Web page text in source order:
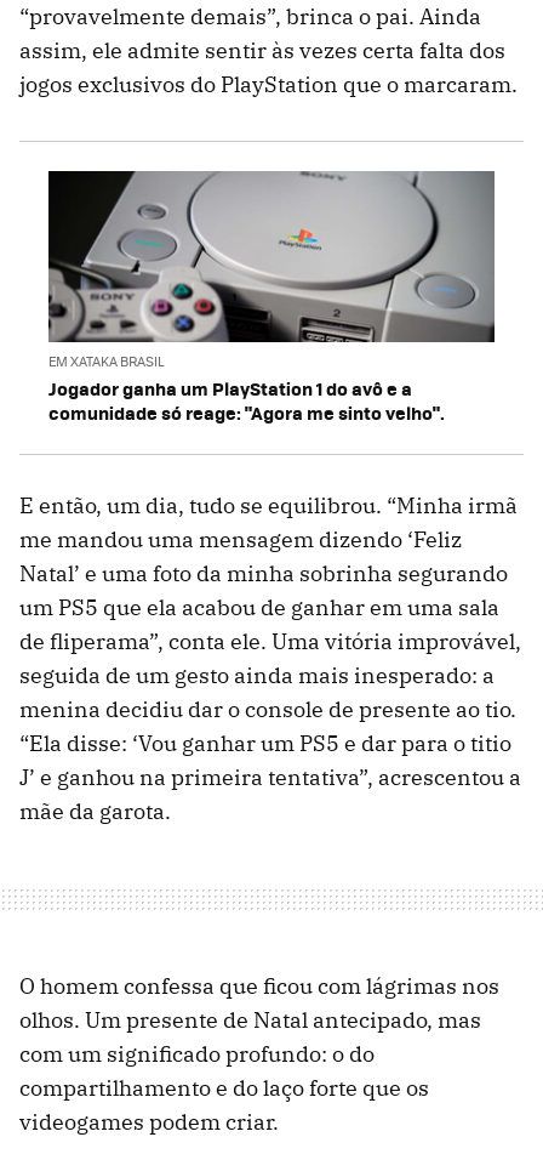
“provavelmente demais”, brinca o pai. Ainda
assim, ele admite sentir às vezes certa falta dos
jogos exclusivos do PlayStation que o marcaram.
EM XATAKA BRASIL
Jogador ganha um PlayStation 1 do avô e a
comunidade só reage: "Agora me sinto velho".
E então, um dia, tudo se equilibrou. “Minha irmã
me mandou uma mensagem dizendo ‘Feliz
Natal’ e uma foto da minha sobrinha segurando
um PS5 que ela acabou de ganhar em uma sala
de fliperama”, conta ele. Uma vitória improvável,
seguida de um gesto ainda mais inesperado: a
menina decidiu dar o console de presente ao tio.
“Ela disse: ‘Vou ganhar um PS5 e dar para o titio
J’ e ganhou na primeira tentativa”, acrescentou a
mãe da garota.
O homem confessa que ficou com lágrimas nos
olhos. Um presente de Natal antecipado, mas
com um significado profundo: o do
compartilhamento e do laço forte que os
videogames podem criar.